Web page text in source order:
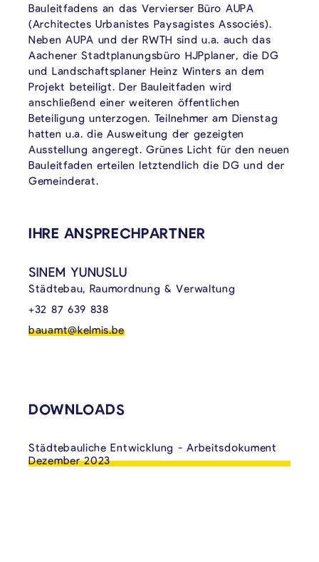
Bauleitfadens an das Vervierser Büro AUPA
(Architectes Urbanistes Paysagistes Associés).
Neben AUPA und der RWTH sind u.a. auch das
Aachener Stadtplanungsbüro HJPplaner, die DG
und Landschaftsplaner Heinz Winters an dem
Projekt beteiligt. Der Bauleitfaden wird
anschließend einer weiteren öffentlichen
Beteiligung unterzogen. Teilnehmer am Dienstag
hatten u.a. die Ausweitung der gezeigten
Ausstellung angeregt. Grünes Licht für den neuen
Bauleitfaden erteilen letztendlich die DG und der
Gemeinderat.
VERKNÜPFTE INHALTE
IHRE ANSPRECHPARTNER
SINEM YUNUSLU
Städtebau, Raumordnung & Verwaltung
+32 87 639 838
bauamt@kelmis.be
DOWNLOADS
Städtebauliche Entwicklung - Arbeitsdokument
Dezember 2023